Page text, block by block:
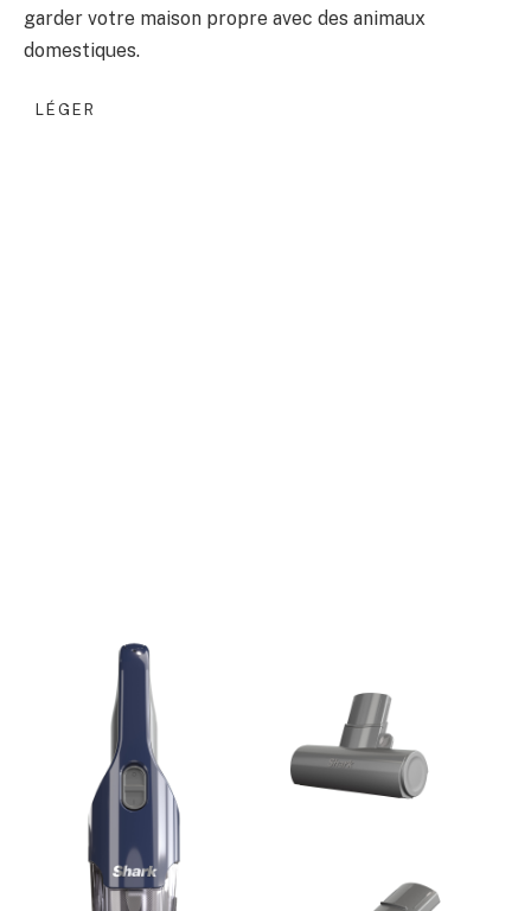
garder votre maison propre avec des animaux
domestiques.
LÉGER